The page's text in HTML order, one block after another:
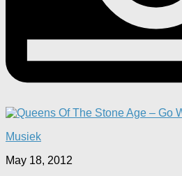
Musiek
May 18, 2012